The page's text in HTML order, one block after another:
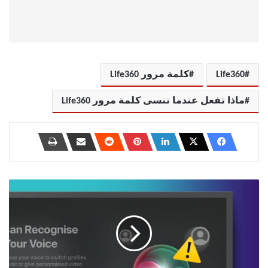
Life360 كلمة مرور Life360
ماذا تفعل عندما تنسى كلمة مرور Life360